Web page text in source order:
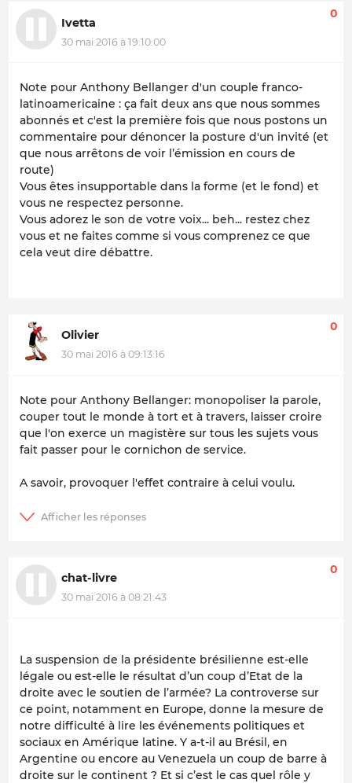
Ivetta
30 mai 2016 à 19:10:00
0
Note pour Anthony Bellanger d'un couple franco-
latinoamericaine : ça fait deux ans que nous sommes
abonnés et c'est la première fois que nous postons un
commentaire pour dénoncer la posture d'un invité (et
que nous arrêtons de voir l’émission en cours de
route)
Vous êtes insupportable dans la forme (et le fond) et
vous ne respectez personne.
Vous adorez le son de votre voix... beh... restez chez
vous et ne faites comme si vous comprenez ce que
cela veut dire débattre.
Olivier
30 mai 2016 à 09:13:16
0
Note pour Anthony Bellanger: monopoliser la parole,
couper tout le monde à tort et à travers, laisser croire
que l'on exerce un magistère sur tous les sujets vous
fait passer pour le cornichon de service.
A savoir, provoquer l'effet contraire à celui voulu.
chat-livre
30 mai 2016 à 08:21:43
0
La suspension de la présidente brésilienne est-elle
légale ou est-elle le résultat d’un coup d’Etat de la
droite avec le soutien de l’armée? La controverse sur
ce point, notamment en Europe, donne la mesure de
notre difficulté à lire les événements politiques et
sociaux en Amérique latine. Y a-t-il au Brésil, en
Argentine ou encore au Venezuela un coup de barre à
droite sur le continent ? Et si c’est le cas quel rôle y